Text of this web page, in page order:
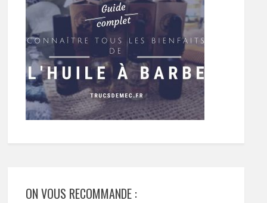
ON VOUS RECOMMANDE :